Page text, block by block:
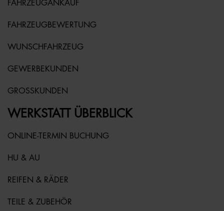
FAHRZEUGANKAUF
FAHRZEUGBEWERTUNG
WUNSCHFAHRZEUG
GEWERBEKUNDEN
GROSSKUNDEN
WERKSTATT ÜBERBLICK
ONLINE-TERMIN BUCHUNG
HU & AU
REIFEN & RÄDER
TEILE & ZUBEHÖR